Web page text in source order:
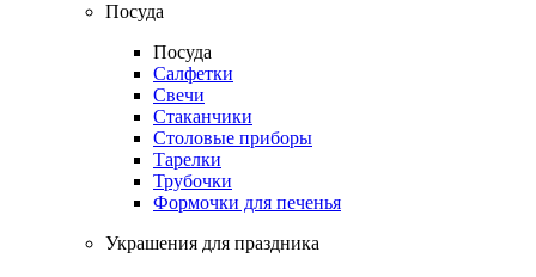
Посуда
Посуда
Салфетки
Свечи
Стаканчики
Столовые приборы
Тарелки
Трубочки
Формочки для печенья
Украшения для праздника